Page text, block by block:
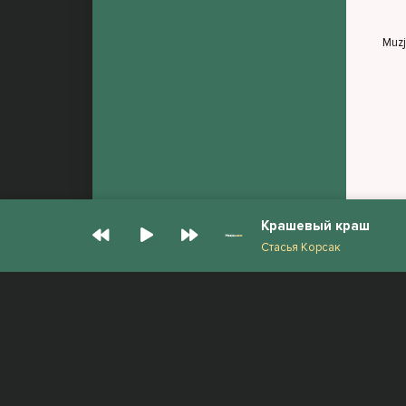
Крашевый краш
Стасья Корсак